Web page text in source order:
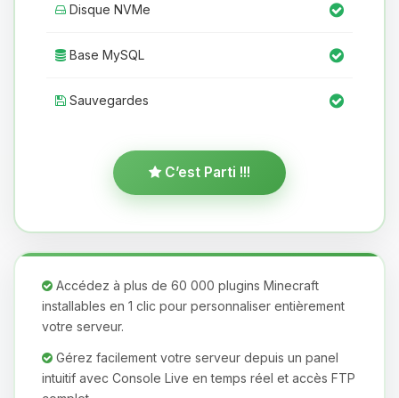
Disque NVMe
Base MySQL
Sauvegardes
C’est Parti !!!
Accédez à plus de 60 000 plugins Minecraft
installables en 1 clic pour personnaliser entièrement
votre serveur.
Gérez facilement votre serveur depuis un panel
intuitif avec Console Live en temps réel et accès FTP